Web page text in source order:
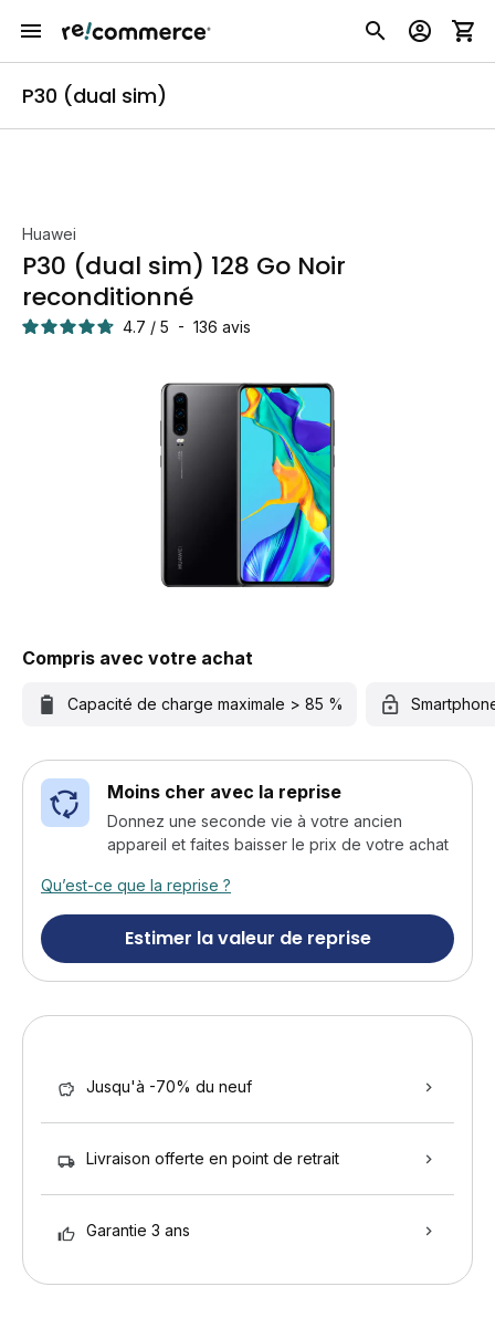
P30 (dual sim)
Huawei
P30 (dual sim) 128 Go Noir
reconditionné
4.7 / 5 - 136 avis
Compris avec votre achat
Capacité de charge maximale > 85 %
Moins cher avec la reprise
Donnez une seconde vie à votre ancien
appareil et faites baisser le prix de votre achat
Qu’est-ce que la reprise ?
Estimer la valeur de reprise
Jusqu'à -70% du neuf
Livraison offerte en point de retrait
Garantie 3 ans